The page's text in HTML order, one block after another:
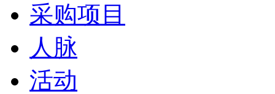
采购项目
人脉
活动